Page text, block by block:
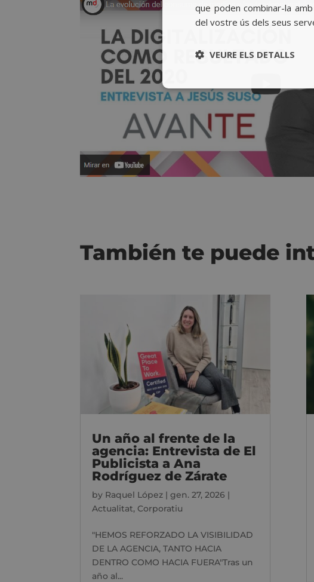
También te puede
Un año al frente de la
agencia: Entrevista de El
Publicista a Ana
Rodríguez de Zárate
by Raquel López |gen. 27, 2026 |
Actualitat, Corporatiu
"HEMOS REFORZADO LA VISIBILIDAD
DE LA AGENCIA, TANTO HACIA
DENTRO COMO HACIA FUERA"Tras un
año al...
que poden combinar-la
del vostre ús dels seus
VEURE ELS DETALLS